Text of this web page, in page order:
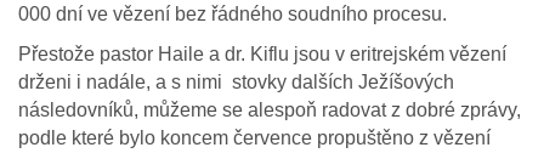
000 dní ve vězení bez řádného soudního procesu.
Přestože pastor Haile a dr. Kiflu jsou v eritrejském vězení
drženi i nadále, a s nimi stovky dalších Ježíšových
následovníků, můžeme se alespoň radovat z dobré zprávy,
podle které bylo koncem července propuštěno z vězení